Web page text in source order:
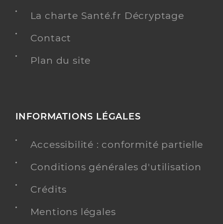
La charte Santé.fr Décryptage
Contact
Plan du site
INFORMATIONS LÉGALES
Accessibilité : conformité partielle
Conditions générales d'utilisation
Crédits
Mentions légales